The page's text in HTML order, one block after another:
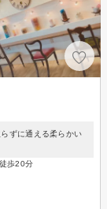
ずに通える柔らかい
歩20分